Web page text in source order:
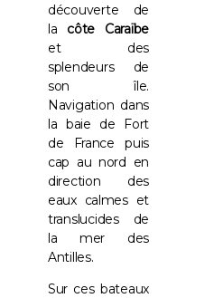
découverte de
la côte Caraïbe
et des
splendeurs de
son île.
Navigation dans
la baie de Fort
de France puis
cap au nord en
direction des
eaux calmes et
translucides de
la mer des
Antilles.
Sur ces bateaux